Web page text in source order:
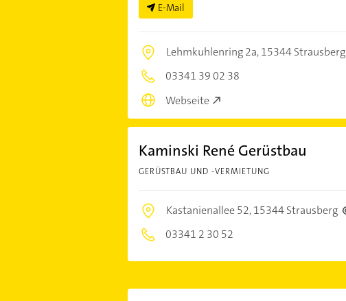
E-Mail
Lehmkuhlenring 2a,15344 Strausberg
03341 39 02 38
Webseite
Kaminski René Gerüstbau
GERÜSTBAU UND -VERMIETUNG
Kastanienallee 52,15344 Strausberg
03341 2 30 52